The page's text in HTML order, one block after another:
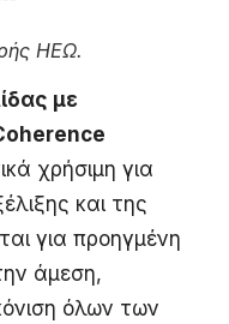
ΗΕΩ.
με
χρήσιμη για
και της
για προηγμένη
άμεση,
όλων των